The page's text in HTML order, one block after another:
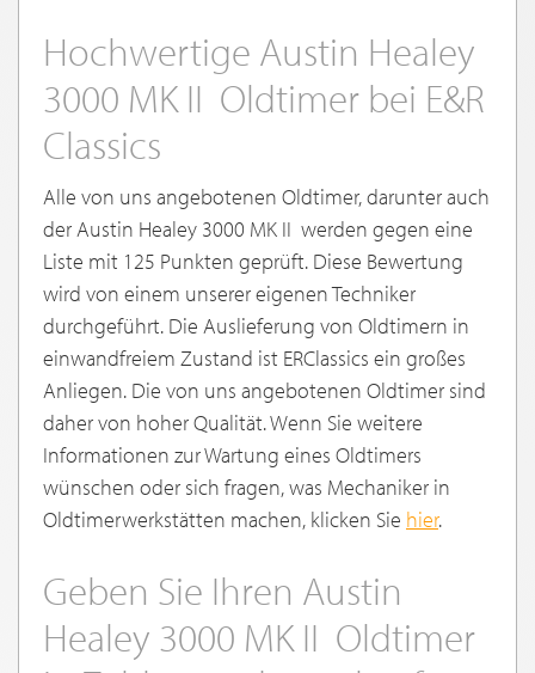
Hochwertige Austin Healey
3000 MK II Oldtimer bei E&R
Classics
Alle von uns angebotenen Oldtimer, darunter auch
der Austin Healey 3000 MK II werden gegen eine
Liste mit 125 Punkten geprüft. Diese Bewertung
wird von einem unserer eigenen Techniker
durchgeführt. Die Auslieferung von Oldtimern in
einwandfreiem Zustand ist ERClassics ein großes
Anliegen. Die von uns angebotenen Oldtimer sind
daher von hoher Qualität. Wenn Sie weitere
Informationen zur Wartung eines Oldtimers
wünschen oder sich fragen, was Mechaniker in
Oldtimerwerkstätten machen, klicken Sie hier.
Geben Sie Ihren Austin
Healey 3000 MK II Oldtimer